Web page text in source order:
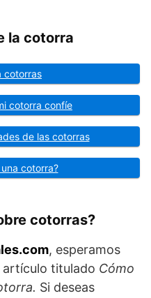
la cotorra
cotorras
cotorra confíe
de las cotorras
cotorra?
cotorras?
, esperamos
artículo titulado Cómo
Si deseas